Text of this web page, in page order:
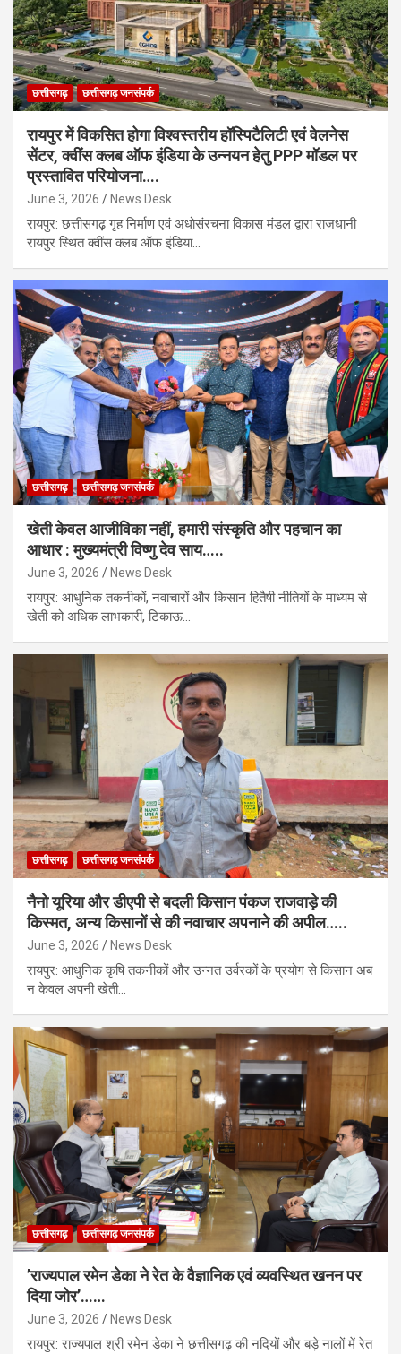
छत्तीसगढ़ छत्तीसगढ़ जनसंपर्क
रायपुर में विकसित होगा विश्वस्तरीय हॉस्पिटैलिटी एवं वेलनेस
सेंटर, क्वींस क्लब ऑफ इंडिया के उन्नयन हेतु PPP मॉडल पर
प्रस्तावित परियोजना….
June 3, 2026 News Desk
रायपुर: छत्तीसगढ़ गृह निर्माण एवं अधोसंरचना विकास मंडल द्वारा राजधानी
रायपुर स्थित क्वींस क्लब ऑफ इंडिया…
छत्तीसगढ़ छत्तीसगढ़ जनसंपर्क
खेती केवल आजीविका नहीं, हमारी संस्कृति और पहचान का
आधार : मुख्यमंत्री विष्णु देव साय…..
June 3, 2026 News Desk
रायपुर: आधुनिक तकनीकों, नवाचारों और किसान हितैषी नीतियों के माध्यम से
खेती को अधिक लाभकारी, टिकाऊ…
छत्तीसगढ़ छत्तीसगढ़ जनसंपर्क
नैनो यूरिया और डीएपी से बदली किसान पंकज राजवाड़े की
किस्मत, अन्य किसानों से की नवाचार अपनाने की अपील…..
June 3, 2026 News Desk
रायपुर: आधुनिक कृषि तकनीकों और उन्नत उर्वरकों के प्रयोग से किसान अब
न केवल अपनी खेती…
छत्तीसगढ़ छत्तीसगढ़ जनसंपर्क
’राज्यपाल रमेन डेका ने रेत के वैज्ञानिक एवं व्यवस्थित खनन पर
दिया जोर’……
June 3, 2026 News Desk
रायपुर: राज्यपाल श्री रमेन डेका ने छत्तीसगढ़ की नदियों और बड़े नालों में रेत